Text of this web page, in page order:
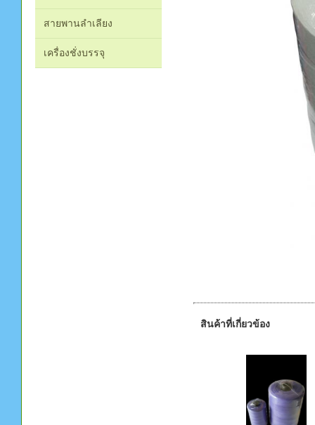
สายพานลำเลียง
เครื่องชั่งบรรจุ
สินค้าที่เกี่ยวข้อง